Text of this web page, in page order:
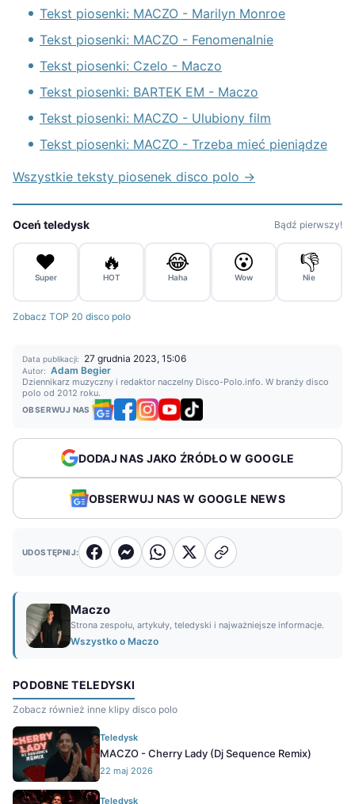
Tekst piosenki: MACZO - Marilyn Monroe
Tekst piosenki: MACZO - Fenomenalnie
Tekst piosenki: Czelo - Maczo
Tekst piosenki: BARTEK EM - Maczo
Tekst piosenki: MACZO - Ulubiony film
Tekst piosenki: MACZO - Trzeba mieć pieniądze
Wszystkie teksty piosenek disco polo →
Oceń teledysk Bądź pierwszy!
❤️
Super
🔥
HOT
😂
Haha
😮
Wow
👎
Nie
Zobacz TOP 20 disco polo
Data publikacji: 27 grudnia 2023, 15:06
Autor: Adam Begier
Dziennikarz muzyczny i redaktor naczelny Disco-Polo.info. W branży disco
polo od 2012 roku.
OBSERWUJ NAS
DODAJ NAS JAKO ŹRÓDŁO W GOOGLE
OBSERWUJ NAS W GOOGLE NEWS
UDOSTĘPNIJ:
Maczo
Strona zespołu, artykuły, teledyski i najważniejsze informacje.
Wszystko o Maczo
PODOBNE TELEDYSKI
Zobacz również inne klipy disco polo
Teledysk
MACZO - Cherry Lady (Dj Sequence Remix)
22 maj 2026
Teledysk